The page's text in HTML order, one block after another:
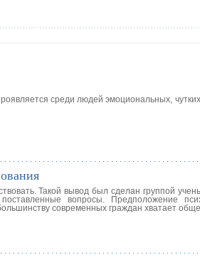
среди людей эмоциональных,
Такой вывод был сделан группой
вопросы. Предположение
современных граждан хватает